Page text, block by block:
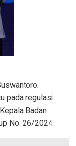
pada regulasi
Badan
No. 26/2024.